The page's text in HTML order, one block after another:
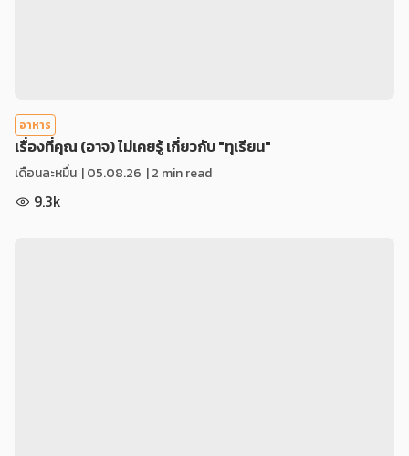
อาหาร
เรื่องที่คุณ (อาจ) ไม่เคยรู้ เกี่ยวกับ "ทุเรียน"
เดือนละหมื่น |05.08.26 | 2 min read
9.3k